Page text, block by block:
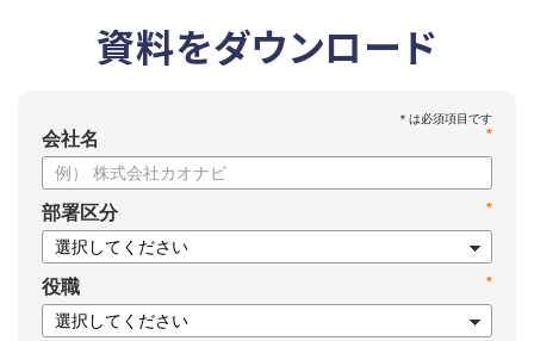
資料をダウンロード
*
会社名
*
部署区分
*
役職